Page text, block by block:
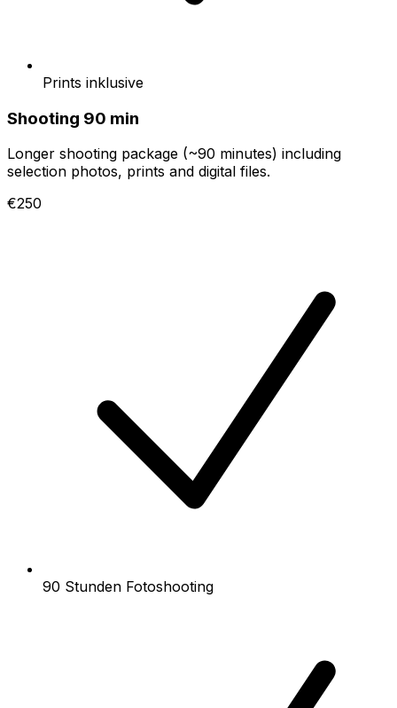
Prints inklusive
Shooting 90 min
Longer shooting package (~90 minutes) including
selection photos, prints and digital files.
€250
90 Stunden Fotoshooting